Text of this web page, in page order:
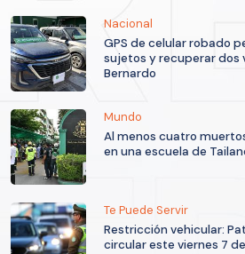
Nacional
GPS de celular robado
sujetos y recuperar dos
Bernardo
Mundo
Al menos cuatro
en una escuela de
Te Puede Servir
Restricción vehicular:
circular este viernes 7